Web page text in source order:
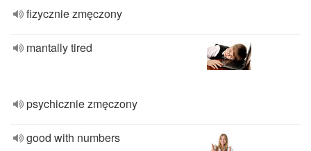
fizycznie zmęczony
mantally tired
psychicznie zmęczony
good with numbers